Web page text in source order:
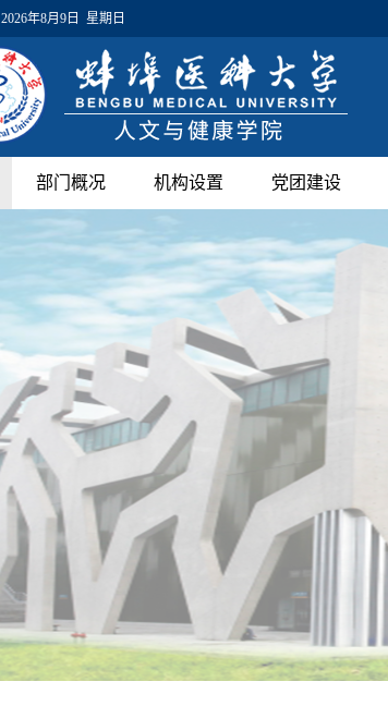
2026年8月9日 星期日
部门概况 机构设置 党团建设